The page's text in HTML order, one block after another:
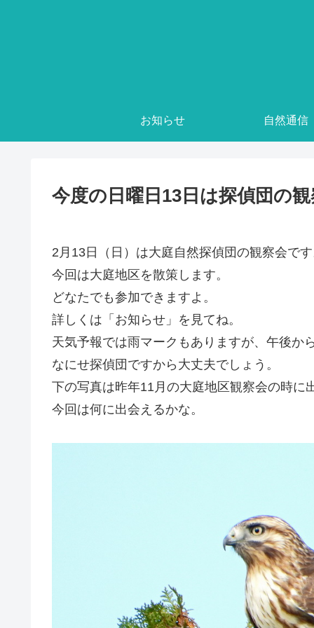
お知らせ 自然通信
今度の日曜日13日は探偵団の
2月13日（日）は大庭自然探偵団の観察会で
今回は大庭地区を散策します。
どなたでも参加できますよ。
詳しくは「お知らせ」を見てね。
天気予報では雨マークもありますが、午後か
なにせ探偵団ですから大丈夫でしょう。
下の写真は昨年11月の大庭地区観察会の時に
今回は何に出会えるかな。